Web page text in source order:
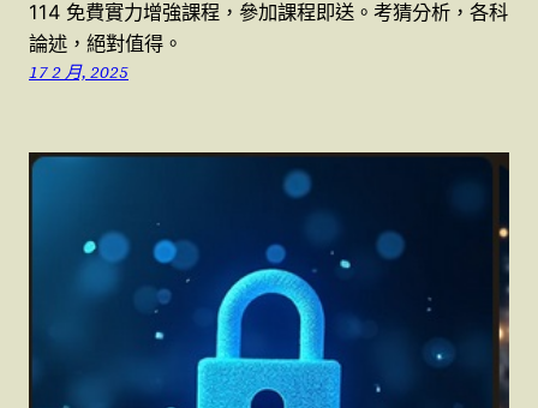
114 免費實力增強課程，參加課程即送。考猜分析，各科
論述，絕對值得。
17 2 月, 2025